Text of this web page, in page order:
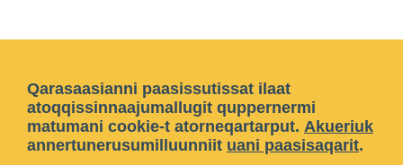
Qarasaasianni paasissutissat ilaat
atoqqissinnaajumallugit quppernermi
matumani cookie-t atorneqartarput. Akueriuk
annertunerusumilluunniit uani paasisaqarit.